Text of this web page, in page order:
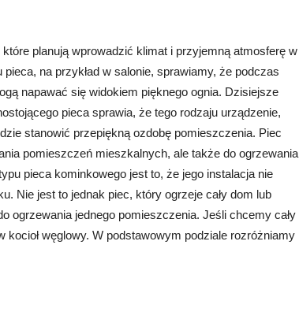
planują wprowadzić klimat i przyjemną atmosferę w
na przykład w salonie, sprawiamy, że podczas
napawać się widokiem pięknego ognia. Dzisiejsze
pieca sprawia, że tego rodzaju urządzenie,
stanowić przepiękną ozdobę pomieszczenia. Piec
pomieszczeń mieszkalnych, ale także do ogrzewania
pieca kominkowego jest to, że jego instalacja nie
Nie jest to jednak piec, który ogrzeje cały dom lub
ogrzewania jednego pomieszczenia. Jeśli chcemy cały
węglowy. W podstawowym podziale rozróżniamy